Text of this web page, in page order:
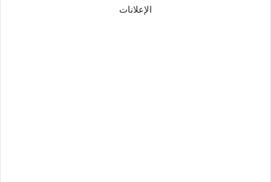
الإعلانات